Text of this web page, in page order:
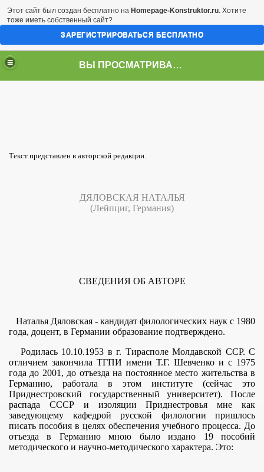
ВЫ ПРОСМАТРИВАЕТЕ СТРАНИЦУ
Текст представлен в авторской редакции.
ДЯЛОВСКАЯ НАТАЛЬЯ
(Лейпциг, Германия)
СВЕДЕНИЯ ОБ АВТОРЕ
Наталья Дяловская - кандидат филологических наук с 1980
года, доцент, в Германии образование подтверждено.
Родилась 10.10.1953 в г. Тирасполе Молдавской ССР. С
отличием закончила ТГПИ имени Т.Г. Шевченко и с 1975
года до 2001, до отъезда на постоянное место жительства в
Германию, работала в этом институте (сейчас это
Приднестровский государственный университет). После
распада СССР и изоляции Приднестровья мне как
заведующему кафедрой русской филологии пришлось
писать пособия в целях обеспечения учебного процесса. До
отъезда в Германию мною было издано 19 пособий
методического и научно-методического характера. Это:
Этот сайт был создан бесплатно на Homepage-Konstruktor.ru. Хотите
тоже иметь собственный сайт?
ЗАРЕГИСТРИРОВАТЬСЯ БЕСПЛАТНО